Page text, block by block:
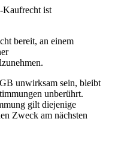
Kaufrecht ist
bereit, an einem
unwirksam sein, bleibt
unberührt.
gilt diejenige
Zweck am nächsten